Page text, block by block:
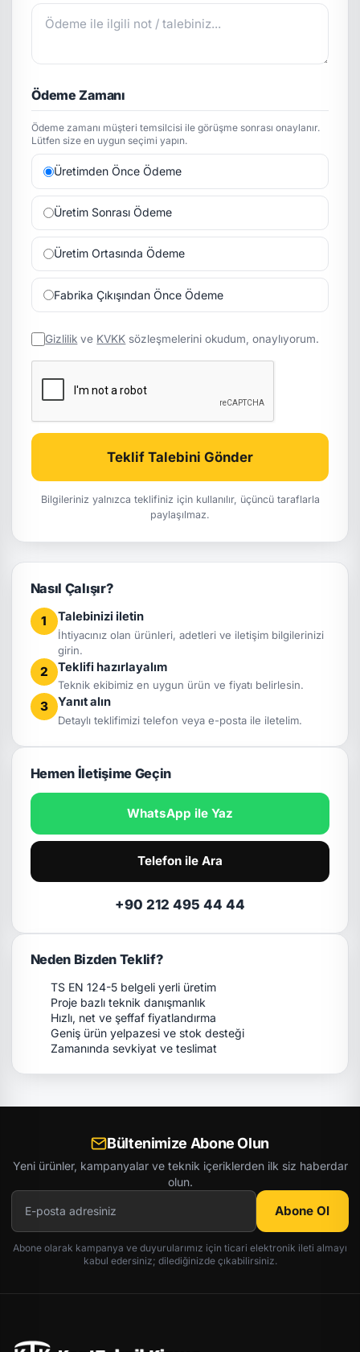
Ödeme Zamanı
Ödeme zamanı müşteri temsilcisi ile görüşme sonrası onaylanır.
Lütfen size en uygun seçimi yapın.
Üretimden Önce Ödeme
Üretim Sonrası Ödeme
Üretim Ortasında Ödeme
Fabrika Çıkışından Önce Ödeme
Gizlilik ve KVKK sözleşmelerini okudum, onaylıyorum.
Teklif Talebini Gönder
Bilgileriniz yalnızca teklifiniz için kullanılır, üçüncü taraflarla
paylaşılmaz.
Nasıl Çalışır?
1 Talebinizi iletin
İhtiyacınız olan ürünleri, adetleri ve iletişim bilgilerinizi
girin.
2 Teklifi hazırlayalım
Teknik ekibimiz en uygun ürün ve fiyatı belirlesin.
3 Yanıt alın
Detaylı teklifimizi telefon veya e-posta ile iletelim.
Hemen İletişime Geçin
WhatsApp ile Yaz
Telefon ile Ara
+90 212 495 44 44
Neden Bizden Teklif?
TS EN 124-5 belgeli yerli üretim
Proje bazlı teknik danışmanlık
Hızlı, net ve şeffaf fiyatlandırma
Geniş ürün yelpazesi ve stok desteği
Zamanında sevkiyat ve teslimat
Bültenimize Abone Olun
Yeni ürünler, kampanyalar ve teknik içeriklerden ilk siz haberdar
olun.
Abone Ol
Abone olarak kampanya ve duyurularımız için ticari elektronik ileti almayı
kabul edersiniz; dilediğinizde çıkabilirsiniz.